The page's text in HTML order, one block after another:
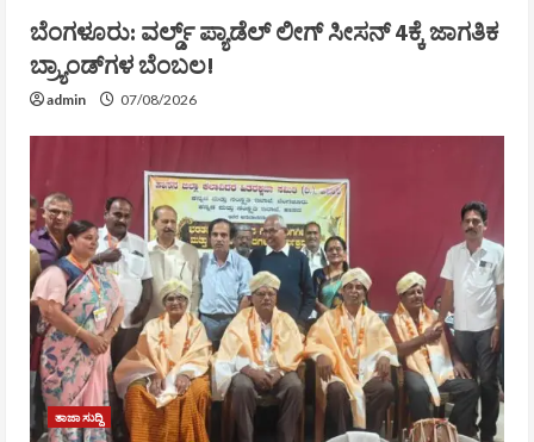
ಬೆಂಗಳೂರು: ವರ್ಲ್ಡ್ ಪ್ಯಾಡೆಲ್ ಲೀಗ್ ಸೀಸನ್ 4ಕ್ಕೆ ಜಾಗತಿಕ
ಬ್ರ್ಯಾಂಡ್‌ಗಳ ಬೆಂಬಲ!
admin 07/08/2026
ತಾಜಾ ಸುದ್ದಿ